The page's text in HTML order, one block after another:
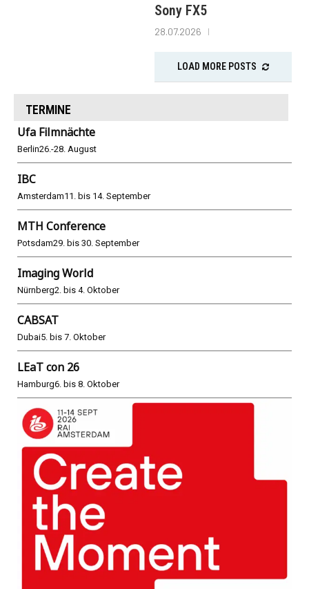
Sony FX5
28.07.2026
LOAD MORE POSTS
TERMINE
Ufa Filmnächte
Berlin26.-28. August
IBC
Amsterdam11. bis 14. September
MTH Conference
Potsdam29. bis 30. September
Imaging World
Nürnberg2. bis 4. Oktober
CABSAT
Dubai5. bis 7. Oktober
LEaT con 26
Hamburg6. bis 8. Oktober